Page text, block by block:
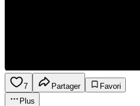
7 Partager
Favori
Plus